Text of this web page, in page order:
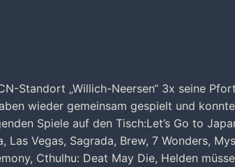
Standort „Willich-Neersen“ 3x seine
wieder gemeinsam gespielt und
Spiele auf den Tisch:Let’s Go to
Vegas, Sagrada, Brew, 7 Wonders,
Cthulhu: Deat May Die, Helden